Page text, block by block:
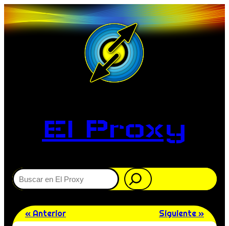
El Proxy
Buscar
« Anterior Siguiente »